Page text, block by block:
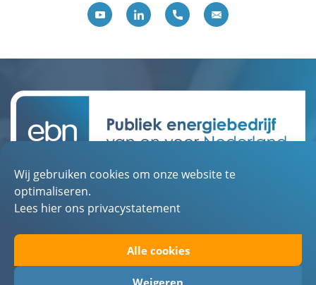
Wij gebruiken cookies om onze website te
optimaliseren.
Lees hier ons privacystatement
Alle cookies
Weigeren
Contact
Over EBN